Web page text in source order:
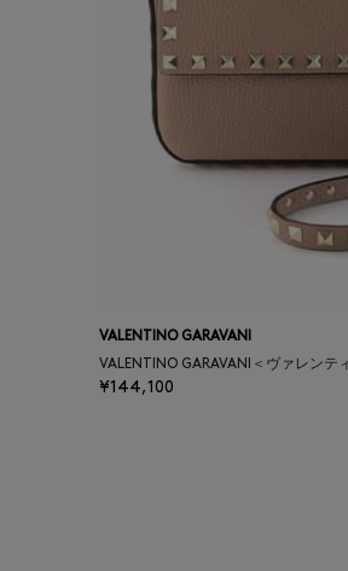
VALENTINO GARAVANI
VALENTINO GARAVANI＜ヴァレン
¥144,100